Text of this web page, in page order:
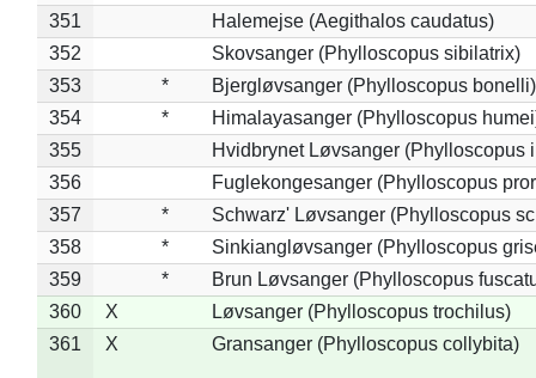
351
Halemejse (Aegithalos caudatus)
352
Skovsanger (Phylloscopus sibilatrix)
353
*
Bjergløvsanger (Phylloscopus bonelli)
354
*
Himalayasanger (Phylloscopus
355
Hvidbrynet Løvsanger (Phylloscopus
356
Fuglekongesanger (Phylloscopus
357
*
Schwarz' Løvsanger (Phylloscopus
358
*
Sinkiangløvsanger (Phylloscopus
359
*
Brun Løvsanger (Phylloscopus
360
X
Løvsanger (Phylloscopus trochilus)
361
X Gransanger (Phylloscopus collybita)